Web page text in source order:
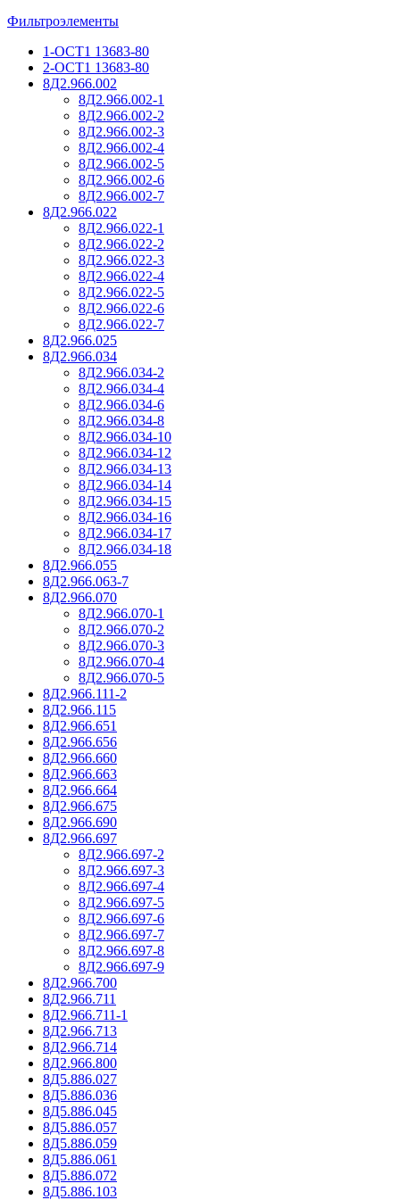
Фильтроэлементы
1-ОСТ1 13683-80
2-ОСТ1 13683-80
8Д2.966.002
8Д2.966.002-1
8Д2.966.002-2
8Д2.966.002-3
8Д2.966.002-4
8Д2.966.002-5
8Д2.966.002-6
8Д2.966.002-7
8Д2.966.022
8Д2.966.022-1
8Д2.966.022-2
8Д2.966.022-3
8Д2.966.022-4
8Д2.966.022-5
8Д2.966.022-6
8Д2.966.022-7
8Д2.966.025
8Д2.966.034
8Д2.966.034-2
8Д2.966.034-4
8Д2.966.034-6
8Д2.966.034-8
8Д2.966.034-10
8Д2.966.034-12
8Д2.966.034-13
8Д2.966.034-14
8Д2.966.034-15
8Д2.966.034-16
8Д2.966.034-17
8Д2.966.034-18
8Д2.966.055
8Д2.966.063-7
8Д2.966.070
8Д2.966.070-1
8Д2.966.070-2
8Д2.966.070-3
8Д2.966.070-4
8Д2.966.070-5
8Д2.966.111-2
8Д2.966.115
8Д2.966.651
8Д2.966.656
8Д2.966.660
8Д2.966.663
8Д2.966.664
8Д2.966.675
8Д2.966.690
8Д2.966.697
8Д2.966.697-2
8Д2.966.697-3
8Д2.966.697-4
8Д2.966.697-5
8Д2.966.697-6
8Д2.966.697-7
8Д2.966.697-8
8Д2.966.697-9
8Д2.966.700
8Д2.966.711
8Д2.966.711-1
8Д2.966.713
8Д2.966.714
8Д2.966.800
8Д5.886.027
8Д5.886.036
8Д5.886.045
8Д5.886.057
8Д5.886.059
8Д5.886.061
8Д5.886.072
8Д5.886.103